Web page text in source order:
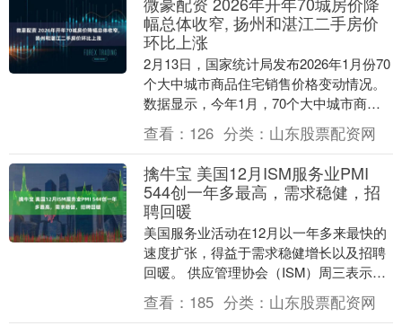
幅总体收窄, 扬州和湛江二手房价
环比上涨
2月13日，国家统计局发布2026年1月份70
个大中城市商品住宅销售价格变动情况。
数据显示，今年1月，70个大中城市商品
住宅销售价格环比降幅总体收窄、同比下
降，....
查看： 126 分类： 山东股票配资网
擒牛宝 美国12月ISM服务业PMI
544创一年多最高，需求稳健，招
聘回暖
美国服务业活动在12月以一年多来最快的
速度扩张，得益于需求稳健增长以及招聘
回暖。 供应管理协会（ISM）周三表示，
其服务业指数上升1.8点至54.4，为2024....
查看： 185 分类： 山东股票配资网